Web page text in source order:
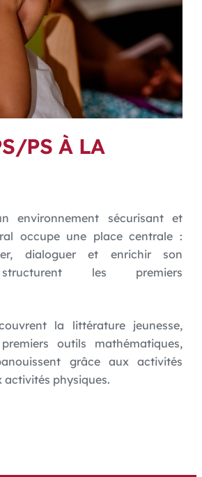
PS À LA
environnement sécurisant et
occupe une place centrale :
dialoguer et enrichir son
les premiers
la littérature jeunesse,
outils mathématiques,
grâce aux activités
physiques.